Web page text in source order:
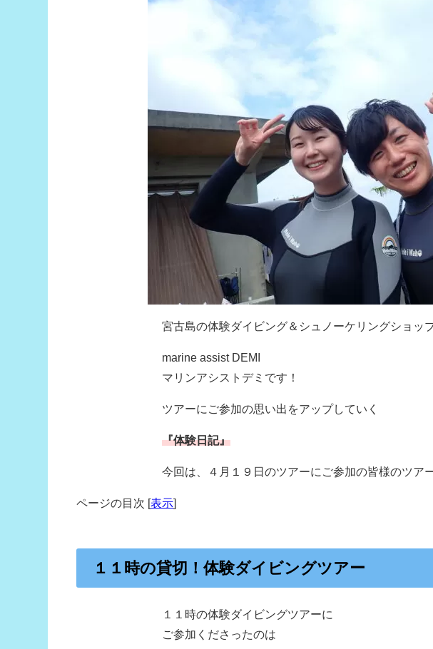
宮古島の体験ダイビング＆シュノーケリングショッ
marine assist DEMI
マリンアシストデミです！
ツアーにご参加の思い出をアップしていく
『体験日記』
今回は、４月１９日のツアーにご参加の皆様のツア
ページの目次 [表示]
１１時の貸切！体験ダイビングツアー
１１時の体験ダイビングツアーに
ご参加くださったのは